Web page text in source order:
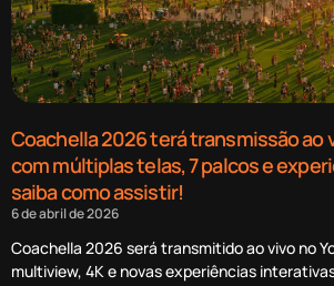
Coachella 2026 terá transmissão ao
com múltiplas telas, 7 palcos e
saiba como assistir!
6 de abril de 2026
Coachella 2026 será transmitido ao vivo no
multiview, 4K e novas experiências